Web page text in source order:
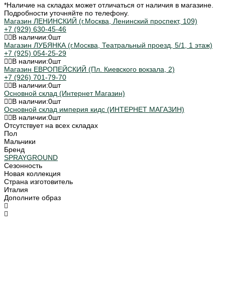
*Наличие на складах может отличаться от наличия в магазине.
Подробности уточняйте по телефону.
Магазин ЛЕНИНСКИЙ (г.Москва, Ленинский проспект, 109)
+7 (929) 630-45-46
В наличии:0шт
Магазин ЛУБЯНКА (г.Москва, Театральный проезд, 5/1, 1 этаж)
+7 (925) 054-25-29
В наличии:0шт
Магазин ЕВРОПЕЙСКИЙ (Пл. Киевского вокзала, 2)
+7 (926) 701-79-70
В наличии:0шт
Основной склад (Интернет Магазин)
В наличии:0шт
Основной склад империя кидс (ИНТЕРНЕТ МАГАЗИН)
В наличии:0шт
Отсутствует на всех складах
Пол
Мальчики
Бренд
SPRAYGROUND
Сезонность
Новая коллекция
Страна изготовитель
Италия
Дополните образ